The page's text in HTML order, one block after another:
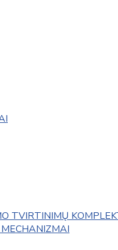
TVIRTINIMŲ